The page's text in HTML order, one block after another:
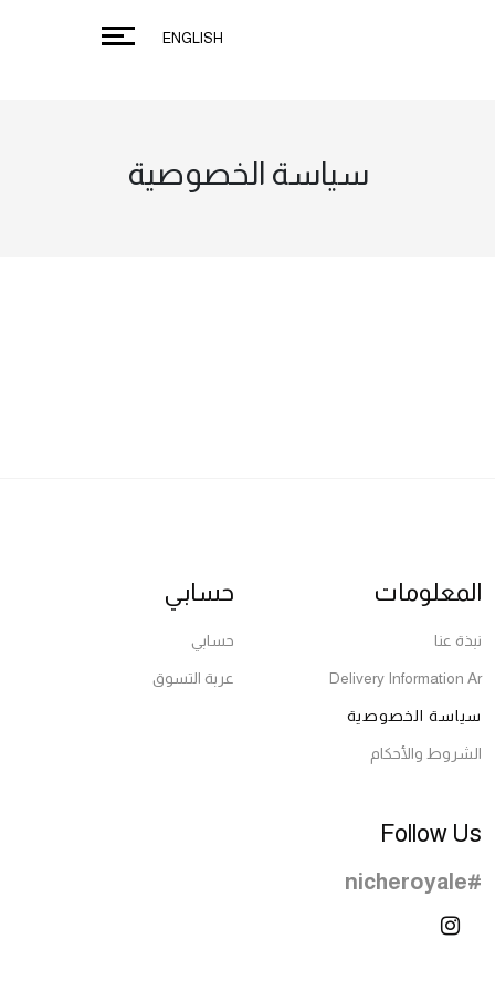
ENGLISH
سياسة الخصوصية
المعلومات
نبذة عنا
Delivery Information Ar
سياسة الخصوصية
الشروط والأحكام
حسابي
حسابي
عربة التسوق
Follow Us
#nicheroyale